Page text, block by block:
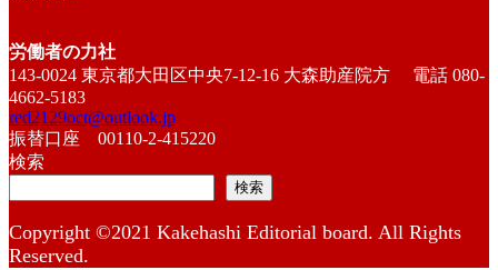
労働者の力社
143-0024 東京都大田区中央7-12-16 大森助産院方 電話 080-
4662-5183
red2129oct@outlook.jp
振替口座 00110-2-415220
検索
検索
Copyright ©2021 Kakehashi Editorial board. All Rights
Reserved.